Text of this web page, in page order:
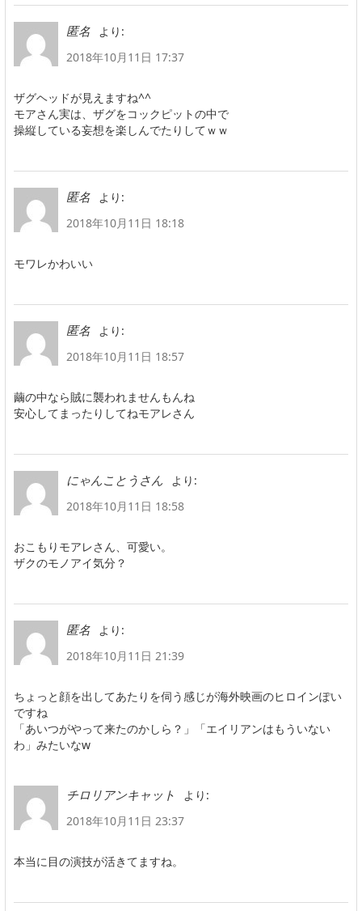
匿名
より:
2018年10月11日 17:37
ザグヘッドが見えますね^^
モアさん実は、ザグをコックピットの中で
操縦している妄想を楽しんでたりしてｗｗ
匿名
より:
2018年10月11日 18:18
モワレかわいい
匿名
より:
2018年10月11日 18:57
繭の中なら賊に襲われませんもんね
安心してまったりしてねモアレさん
にゃんことうさん
より:
2018年10月11日 18:58
おこもりモアレさん、可愛い。
ザクのモノアイ気分？
匿名
より:
2018年10月11日 21:39
ちょっと顔を出してあたりを伺う感じが海外映画のヒロインぽい
ですね
「あいつがやって来たのかしら？」「エイリアンはもういない
わ」みたいなw
チロリアンキャット
より:
2018年10月11日 23:37
本当に目の演技が活きてますね。